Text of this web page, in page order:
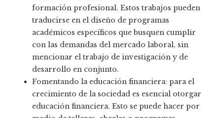
formación profesional. Estos trabajos pueden
traducirse en el diseño de programas
académicos específicos que busquen cumplir
con las demandas del mercado laboral, sin
mencionar el trabajo de investigación y de
desarrollo en conjunto.
Fomentando la educación financiera: para el
crecimiento de la sociedad es esencial otorgar
educación financiera. Esto se puede hacer por